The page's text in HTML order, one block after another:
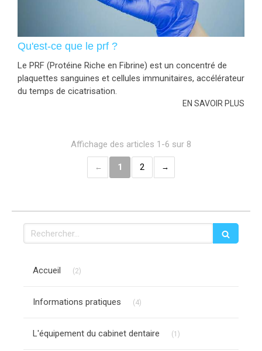
Qu'est-ce que le prf ?
Le PRF (Protéine Riche en Fibrine) est un concentré de
plaquettes sanguines et cellules immunitaires, accélérateur
du temps de cicatrisation.
EN SAVOIR PLUS
Affichage des articles 1-6 sur 8
1 2
Rechercher
Accueil (2)
Informations pratiques (4)
L'équipement du cabinet dentaire (1)